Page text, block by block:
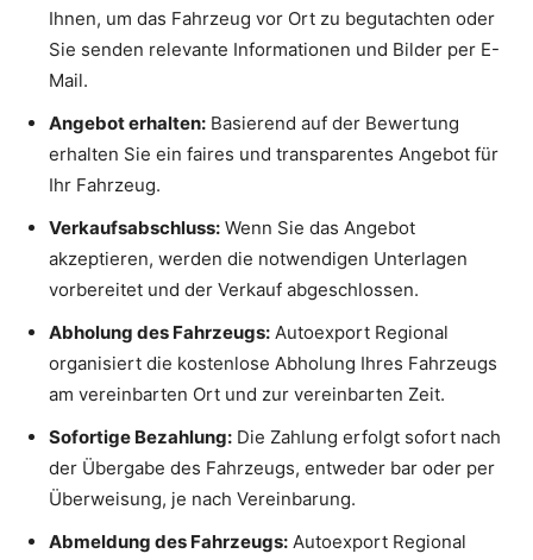
Ihnen, um das Fahrzeug vor Ort zu begutachten oder
Sie senden relevante Informationen und Bilder per E-
Mail.
Angebot erhalten: Basierend auf der Bewertung
erhalten Sie ein faires und transparentes Angebot für
Ihr Fahrzeug.
Verkaufsabschluss: Wenn Sie das Angebot
akzeptieren, werden die notwendigen Unterlagen
vorbereitet und der Verkauf abgeschlossen.
Abholung des Fahrzeugs: Autoexport Regional
organisiert die kostenlose Abholung Ihres Fahrzeugs
am vereinbarten Ort und zur vereinbarten Zeit.
Sofortige Bezahlung: Die Zahlung erfolgt sofort nach
der Übergabe des Fahrzeugs, entweder bar oder per
Überweisung, je nach Vereinbarung.
Abmeldung des Fahrzeugs: Autoexport Regional